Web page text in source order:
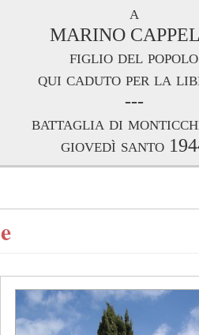
a
MARINO
figlio del popolo
qui caduto per la
---
battaglia di
giovedì santo